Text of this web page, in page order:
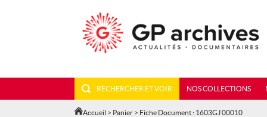
RECHERCHER ET VOIR NOS COLLECTIONS
Accueil > Panier > Fiche Document : 1603GJ 00010